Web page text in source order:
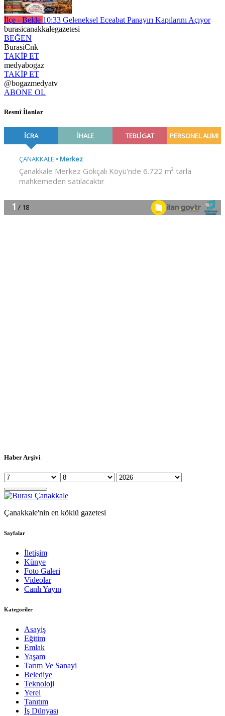
İlçe - Belde 10:33 Geleneksel Eceabat Panayırı Kapılarını Açıyor
burasicanakkalegazetesi
BEĞEN
BurasiCnk
TAKİP ET
medyabogaz
TAKİP ET
@bogazmedyatv
ABONE OL
Resmî İlanlar
Haber Arşivi
Çanakkale'nin en köklü gazetesi
Sayfalar
İletişim
Künye
Foto Galeri
Videolar
Canlı Yayın
Kategoriler
Asayiş
Eğitim
Emlak
Yaşam
Tarım Ve Sanayi
Belediye
Teknoloji
Yerel
Tanıtım
İş Dünyası